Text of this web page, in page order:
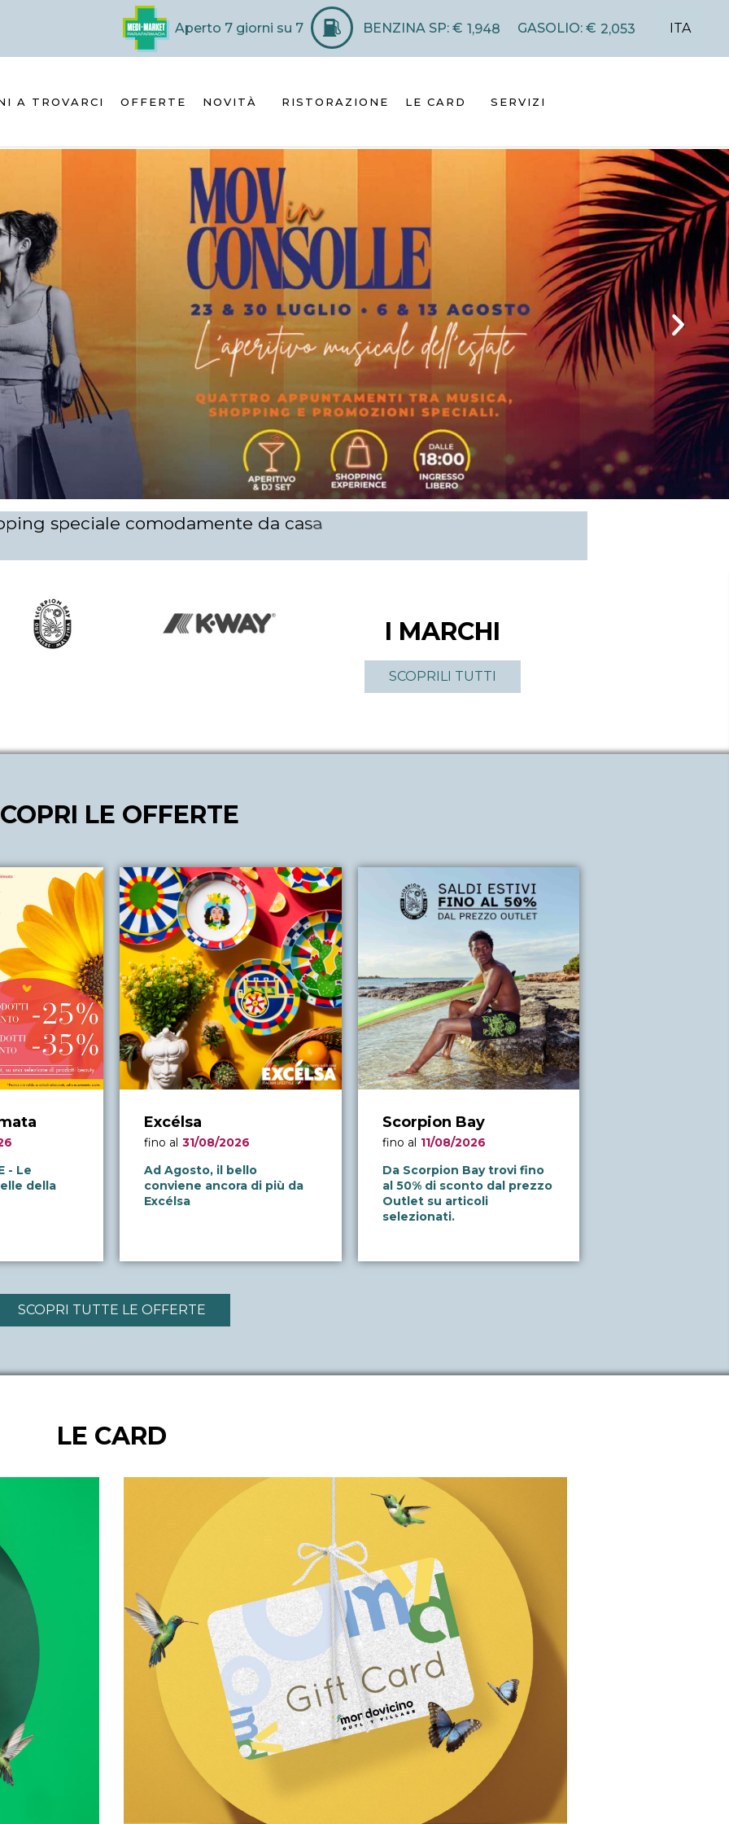
Aperto 7 giorni su 7 BENZINA SP: € 1,948 GASOLIO: € 2,053 ITA
A TROVARCI OFFERTE NOVITÀ RISTORAZIONE LE CARD SERVIZI
ping speciale comodamente da casa
I MARCHI
SCOPRILI TUTTI
LE OFFERTE
- Le
della
Excélsa
fino al 31/08/2026
Ad Agosto, il bello
conviene ancora di più da
Excélsa
Scorpion Bay
fino al 11/08/2026
Da Scorpion Bay trovi fino
al 50% di sconto dal prezzo
Outlet su articoli
selezionati.
SCOPRI TUTTE LE OFFERTE
LE CARD